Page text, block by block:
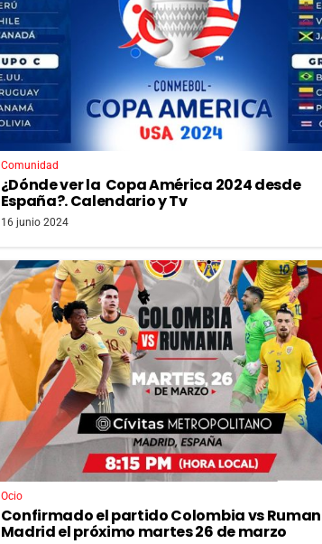
Comunidad
¿Dónde ver la Copa América 2024 desde
España?. Calendario y Tv
16 junio 2024
Ocio
Confirmado el partido Colombia vs
Madrid el próximo martes 26 de marzo